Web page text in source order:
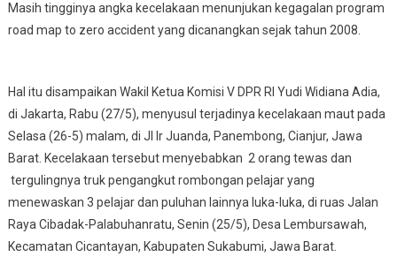
Masih tingginya angka kecelakaan menunjukan kegagalan program
road map to zero accident yang dicanangkan sejak tahun 2008.
Hal itu disampaikan Wakil Ketua Komisi V DPR RI Yudi Widiana Adia,
di Jakarta, Rabu (27/5), menyusul terjadinya kecelakaan maut pada
Selasa (26-5) malam, di Jl Ir Juanda, Panembong, Cianjur, Jawa
Barat. Kecelakaan tersebut menyebabkan 2 orang tewas dan
tergulingnya truk pengangkut rombongan pelajar yang
menewaskan 3 pelajar dan puluhan lainnya luka-luka, di ruas Jalan
Raya Cibadak-Palabuhanratu, Senin (25/5), Desa Lembursawah,
Kecamatan Cicantayan, Kabupaten Sukabumi, Jawa Barat.